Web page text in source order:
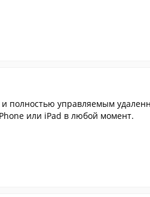
полностью управляемым
или iPad в любой момент.